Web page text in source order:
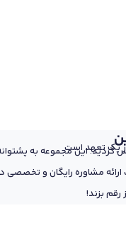
یک تعهد است
صنعتی تاسیس گردید. این
مشاوره رایگان و تخصصی
رقم بزند!